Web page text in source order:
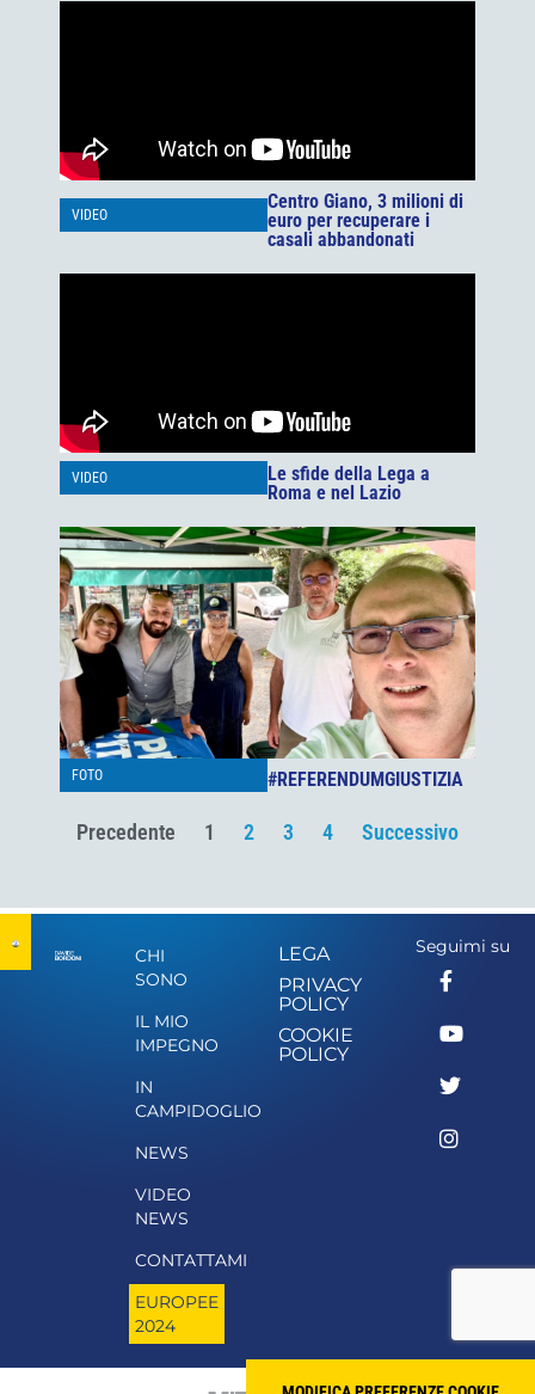
VIDEO
Centro Giano, 3 milioni di
euro per recuperare i
casali abbandonati
VIDEO
Le sfide della Lega a
Roma e nel Lazio
FOTO #REFERENDUMGIUSTIZIA
Precedente 1 2 3 4 Successivo
CHI
SONO
IL MIO
IMPEGNO
IN
CAMPIDOGLIO
NEWS
VIDEO
NEWS
CONTATTAMI
EUROPEE
2024
LEGA
PRIVACY
POLICY
COOKIE
POLICY
Seguimi su